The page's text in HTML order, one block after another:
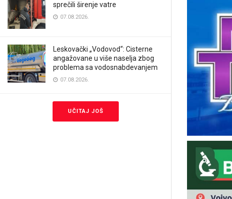
sprečili širenje vatre
07.08.2026.
Leskovački „Vodovod“: Cisterne
angažovane u više naselja zbog
problema sa vodosnabdevanjem
07.08.2026.
UČITAJ JOŠ